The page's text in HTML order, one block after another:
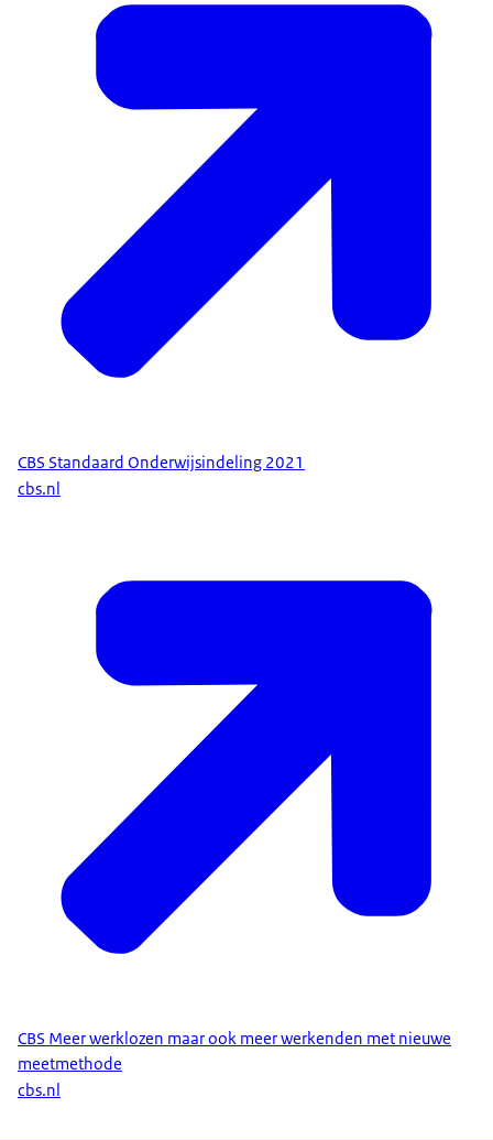
waren met de cijfers zoals het CBS deze op StatLine
publiceert. Binnen de huidige statistiek is gekozen om
2021 iets gewijzigd.
Revisie onderwijsniveau en -richting:
Vanaf 2021 wordt voor het onderwijsniveau
gepubliceerd op basis van de SOI 2021. De ISCED-F
2013 is als basis genomen voor de richtingindeling van
de SOI 2021. Meer informatie over de SOI 2021 is te
vinden op de pagina
Standaard Onderwijsindeling 2021 (cbs.nl)
Publicatiedatum: 9 juli 2026.
CBS Standaard Onderwijsindeling 2021
cbs.nl
CBS Meer werklozen maar ook meer werkenden met nieuwe
meetmethode
cbs.nl